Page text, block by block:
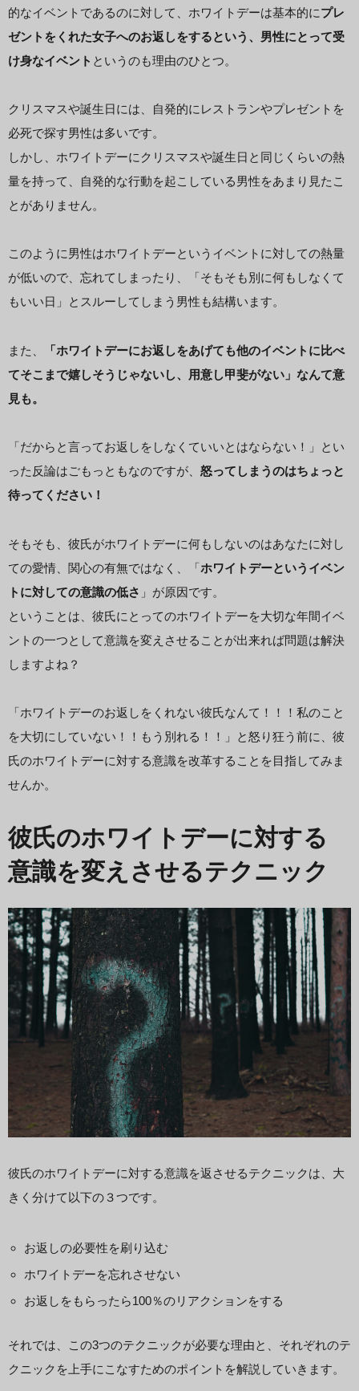
的なイベントであるのに対して、ホワイトデーは基本的にプレ
ゼントをくれた女子へのお返しをするという、男性にとって受
け身なイベント というのも理由のひとつ。
クリスマスや誕生日には、自発的にレストランやプレゼントを
必死で探す男性は多いです。
しかし、ホワイトデーにクリスマスや誕生日と同じくらいの熱
量を持って、自発的な行動を起こしている男性をあまり見たこ
とがありません。
このように男性はホワイトデーというイベントに対しての熱量
が低いので、忘れてしまったり、「そもそも別に何もしなくて
もいい日」とスルーしてしまう男性も結構います。
また、
「ホワイトデーにお返しをあげても他のイベントに比べ
てそこまで嬉しそうじゃないし、用意し甲斐がない」なんて意
見も。
「だからと言ってお返しをしなくていいとはならない！」とい
った反論はごもっともなのですが、 怒ってしまうのはちょっと
待ってください！
そもそも、彼氏がホワイトデーに何もしないのはあなたに対し
ての愛情、関心の有無ではなく、「ホワイトデーというイベン
トに対しての意識の低さ 」が原因です。
ということは、彼氏にとってのホワイトデーを大切な年間イベ
ントの一つとして意識を変えさせることが出来れば問題は解決
しますよね？
「ホワイトデーのお返しをくれない彼氏なんて！！！私のこと
を大切にしていない！！もう別れる！！」と怒り狂う前に、彼
氏のホワイトデーに対する意識を改革することを目指してみま
せんか。
彼氏のホワイトデーに対する
意識を変えさせるテクニック
彼氏のホワイトデーに対する意識を返させるテクニックは、大
きく分けて以下の３つです。
お返しの必要性を刷り込む
ホワイトデーを忘れさせない
お返しをもらったら100％のリアクションをする
それでは、この3つのテクニックが必要な理由と、それぞれのテ
クニックを上手にこなすためのポイントを解説していきます。